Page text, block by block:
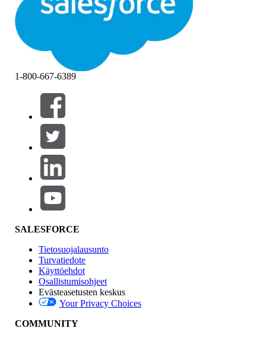
Suodattimet (0)
VALITSE SUODATTIMET
Tuotealue
Ominaisuuden vaikutus
Edition
1-800-667-6389
SALESFORCE
Tietosuojalausunto
Turvatiedote
Käyttöehdot
Osallistumisohjeet
Evästeasetusten keskus
Your Privacy Choices
COMMUNITY